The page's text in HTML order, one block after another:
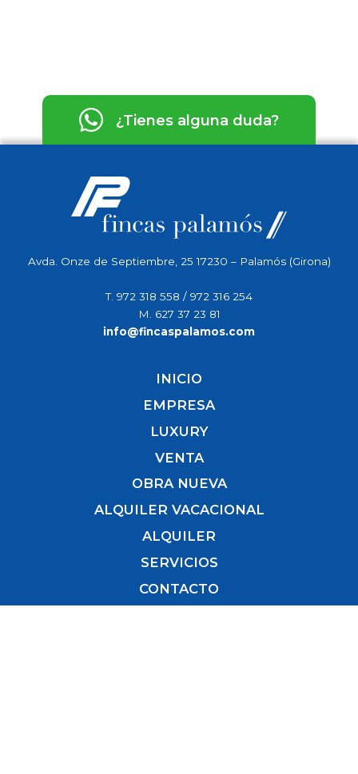
¿Tienes alguna duda?
Avda. Onze de Septiembre, 25 17230 – Palamós (Girona)
T. 972 318 558 / 972 316 254
M. 627 37 23 81
info@fincaspalamos.com
INICIO
EMPRESA
LUXURY
VENTA
OBRA NUEVA
ALQUILER VACACIONAL
ALQUILER
SERVICIOS
CONTACTO